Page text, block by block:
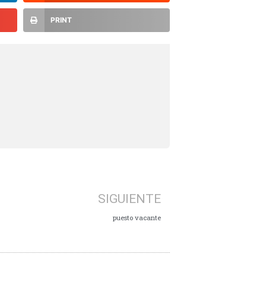
PRINT
SIGUIENTE
puesto vacante